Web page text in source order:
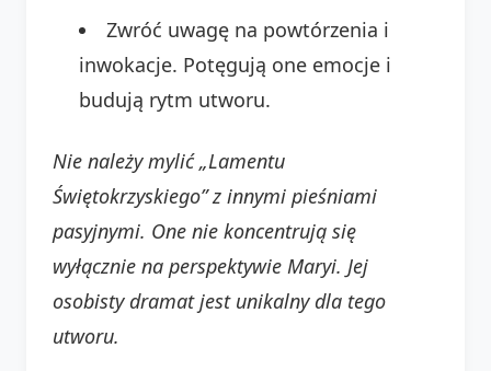
Zwróć uwagę na powtórzenia i
inwokacje. Potęgują one emocje i
budują rytm utworu.
Nie należy mylić „Lamentu
Świętokrzyskiego” z innymi pieśniami
pasyjnymi. One nie koncentrują się
wyłącznie na perspektywie Maryi. Jej
osobisty dramat jest unikalny dla tego
utworu.